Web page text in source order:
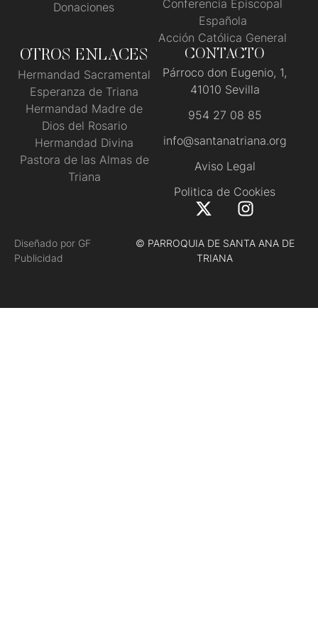
Donaciones
Española
Acción Católica General
OTROS ENLACES
Hermandad Sacramental
Esperanza de Triana
Hermandad Madre de
Dios del Rosario
Hermandad Divina
Pastora de las Almas de
Triana
CONTACTO
Párroco don Eugenio, 1,
41010 Sevilla
954 27 08 85
info@santanatriana.org
Aviso Legal
Politica de Cookies
Diseñado por GF
Publicidad
© PARROQUIA DE SANTA ANA DE
TRIANA